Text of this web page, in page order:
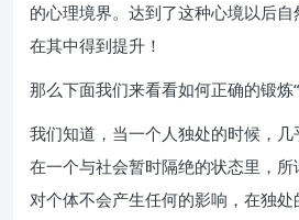
的心理境界。达到了这种心境以后
在其中得到提升！
那么下面我们来看看如何正确的锻炼“
我们知道，当一个人独处的时候，几
在一个与社会暂时隔绝的状态里，
对个体不会产生任何的影响，在独